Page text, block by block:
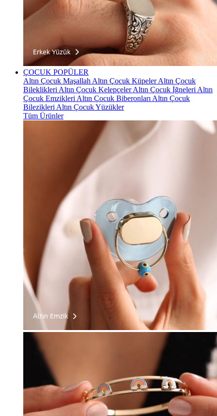
ÇOCUK POPÜLER
Altın Çocuk Maşallah Altın Çocuk KüpelerAltın Çocuk
Bileklikleri Altın Çocuk KelepçelerAltın Çocuk İğneleri Altın
Çocuk Emzikleri Altın Çocuk Biberonları Altın Çocuk
Bilezikleri Altın Çocuk Yüzükler
Tüm Ürünler